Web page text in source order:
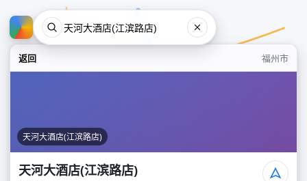
返回 福州市
天河大酒店(江滨路店)
天河大酒店(江滨路店)